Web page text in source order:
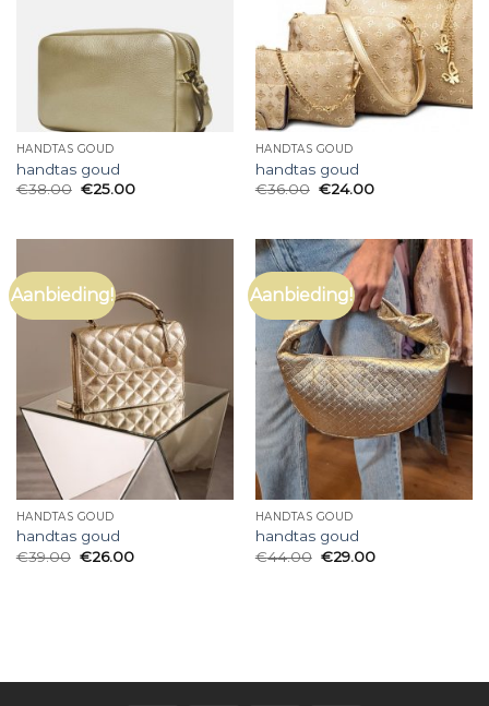
HANDTAS GOUD
handtas goud
€38.00 €25.00
HANDTAS GOUD
handtas goud
€36.00 €24.00
Aanbieding!
HANDTAS GOUD
handtas goud
€39.00 €26.00
Aanbieding!
HANDTAS GOUD
handtas goud
€44.00 €29.00